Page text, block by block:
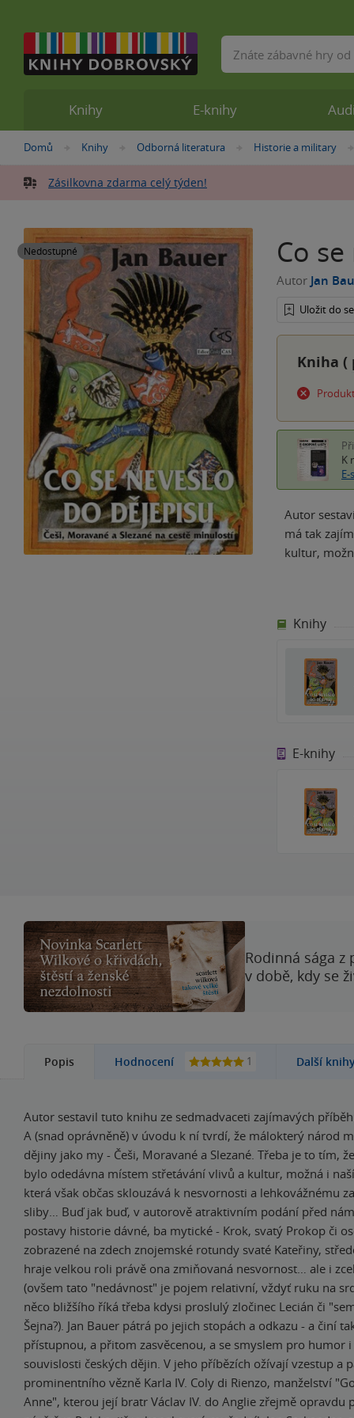
Nacházíte
zde:
Domů »
Knihy »
Odborná literatura »Historie a military
Zásilkovna zdarma celý týden!
Nedostupné Co
Autor Jan
Uložit do
Kniha (
K
Autor
má tak
kultur,
Knihy
E-knihy
Rodinná sága z
v době, kdy se
Popis Hodnocení 1 Další
Autor sestavil tuto knihu ze sedmadvaceti zajímavých
A (snad oprávněně) v úvodu k ní tvrdí, že málokterý národ
dějiny jako my - Češi, Moravané a Slezané. Třeba je to tím,
bylo odedávna místem střetávání vlivů a kultur, možná i
která však občas sklouzává k nesvornosti a lehkovážnému
sliby… Buď jak buď, v autorově atraktivním podání před
postavy historie dávné, ba mytické - Krok, svatý Prokop či
zobrazené na zdech znojemské rotundy svaté Kateřiny,
hraje velkou roli právě ona zmiňovaná nesvornost… ale i
(ovšem tato "nedávnost" je pojem relativní, vždyť ruku na
něco bližšího říká třeba kdysi proslulý zločinec Lecián či
Šejna?). Jan Bauer pátrá po jejich stopách a odkazu - a činí
přístupnou, a přitom zasvěcenou, a se smyslem pro humor
souvislosti českých dějin. V jeho příbězích ožívají vzestup a
prominentního vězně Karla IV. Coly di Rienzo, manželství
Anne", kterou její bratr Václav IV. do Anglie zřejmě opravdu
Knihy E-knihy
Vyhledávání